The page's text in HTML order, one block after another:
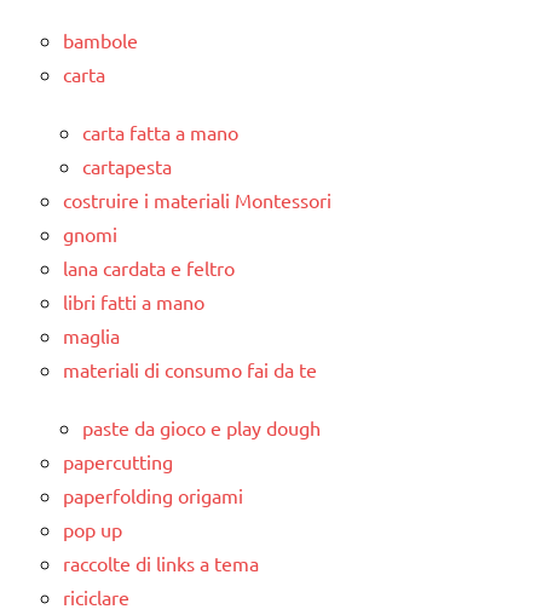
bambole
carta
carta fatta a mano
cartapesta
costruire i materiali Montessori
gnomi
lana cardata e feltro
libri fatti a mano
maglia
materiali di consumo fai da te
paste da gioco e play dough
papercutting
paperfolding origami
pop up
raccolte di links a tema
riciclare